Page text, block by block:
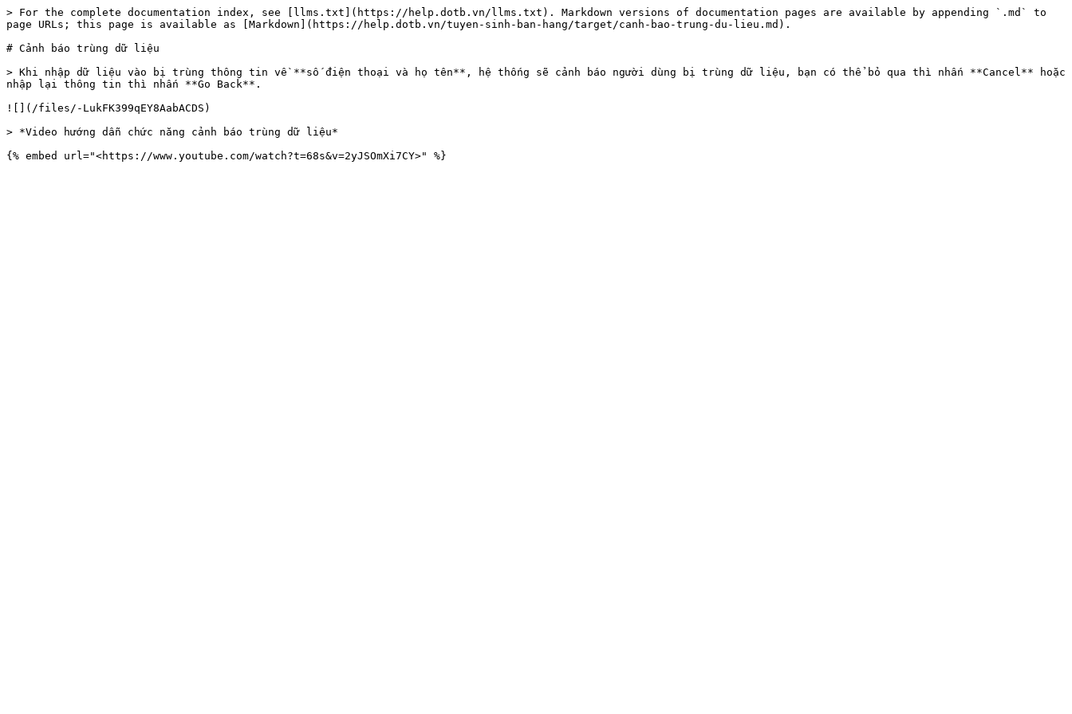
> For the complete documentation index, see [llms.txt](https://help.dotb.vn/llms.txt). Markdown versions of documentation pages are available by appending `.md` to
page URLs; this page is available as [Markdown](https://help.dotb.vn/tuyen-sinh-ban-hang/target/canh-bao-trung-du-lieu.md).
# Cảnh báo trùng dữ liệu
> Khi nhập dữ liệu vào bị trùng thông tin về **số điện thoại và họ tên**, hệ thống sẽ cảnh báo người dùng bị trùng dữ liệu, bạn có thể bỏ qua thì nhấn **Cancel** hoặc
nhập lại thông tin thì nhấn **Go Back**.
![](/files/-LukFK399qEY8AabACDS)
> *Video hướng dẫn chức năng cảnh báo trùng dữ liệu*